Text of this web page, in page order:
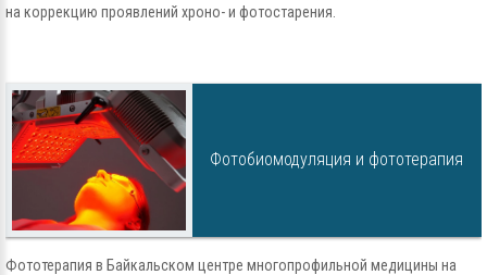
на коррекцию проявлений хроно- и фотостарения.
Фотобиомодуляция и фототерапия
Фототерапия в Байкальском центре многопрофильной медицины на